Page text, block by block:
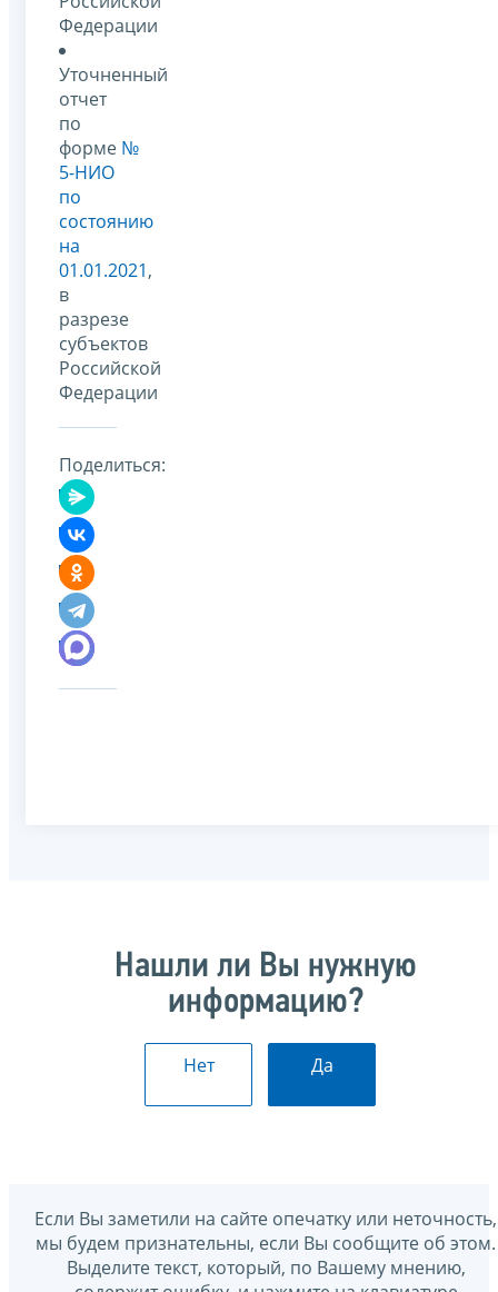
Федерации
Уточненный
отчет
по
форме №
5-НИО
по
состоянию
на
01.01.2021,
в
разрезе
субъектов
Российской
Федерации
Поделиться:
Нашли ли Вы нужную
информацию?
Нет Да
Если Вы заметили на сайте опечатку или неточность,
мы будем признательны, если Вы сообщите об этом.
Выделите текст, который, по Вашему мнению,